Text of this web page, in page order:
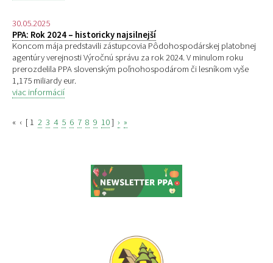
30.05.2025
PPA: Rok 2024 – historicky najsilnejší
Koncom mája predstavili zástupcovia Pôdohospodárskej platobnej
agentúry verejnosti Výročnú správu za rok 2024. V minulom roku
prerozdelila PPA slovenským poľnohospodárom či lesníkom vyše
1,175 miliardy eur.
viac informácií
« ‹ [ 1 2 3 4 5 6 7 8 9 10] › »